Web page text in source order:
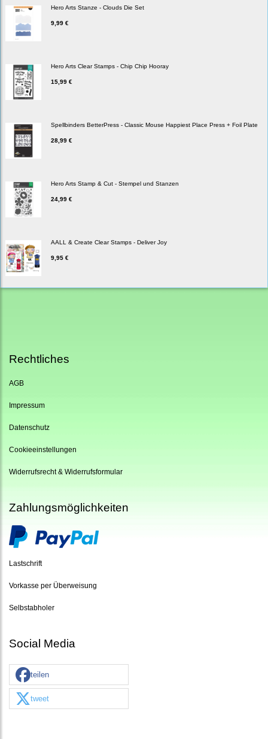
Hero Arts Stanze - Clouds Die Set
9,99 €
Hero Arts Clear Stamps - Chip Chip Hooray
15,99 €
Spellbinders BetterPress - Classic Mouse Happiest Place Press + Foil Plate
28,99 €
Hero Arts Stamp & Cut - Stempel und Stanzen
24,99 €
AALL & Create Clear Stamps - Deliver Joy
9,95 €
Rechtliches
AGB
Impressum
Datenschutz
Cookieeinstellungen
Widerrufsrecht & Widerrufsformular
Zahlungsmöglichkeiten
Lastschrift
Vorkasse per Überweisung
Selbstabholer
Social Media
teilen
tweet